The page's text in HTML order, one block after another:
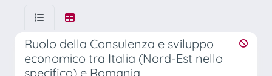
Ruolo della Consulenza e sviluppo
economico tra Italia (Nord-Est nello
specifico) e Romania